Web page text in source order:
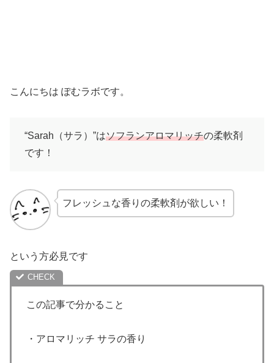
こんにちは ぽむラボです。
“Sarah（サラ）”はソフランアロマリッチの柔軟剤
です！
フレッシュな香りの柔軟剤が欲しい！
という方必見です
この記事で分かること
・アロマリッチ サラの香り